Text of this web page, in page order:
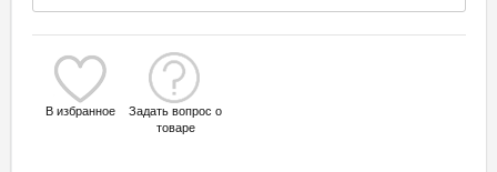
В избранное
Задать вопрос о
товаре